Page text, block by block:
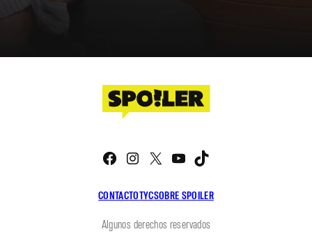
CONTACTOTYCSOBRE SPOILER
Facebook
Instagram
X YouTube
Algunos derechos reservados